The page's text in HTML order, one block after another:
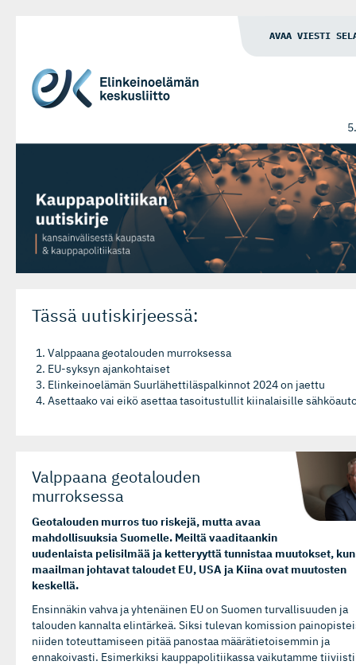
AVAA VIESTI
Tässä uutiskirjeessä:
Valppaana geotalouden murroksessa
EU-syksyn ajankohtaiset
Elinkeinoelämän Suurlähettiläspalkinnot 2024 on jaettu
Asettaako vai eikö asettaa tasoitustullit kiinalaisille
Valppaana geotalouden
murroksessa
Geotalouden murros tuo riskejä, mutta avaa
mahdollisuuksia Suomelle. Meiltä vaaditaankin
uudenlaista pelisilmää ja ketteryyttä tunnistaa muutokset, kun
maailman johtavat taloudet EU, USA ja Kiina ovat muutosten
keskellä.
Ensinnäkin vahva ja yhtenäinen EU on Suomen turvallisuuden ja
talouden kannalta elintärkeä. Siksi tulevan komission
niiden toteuttamiseen pitää panostaa määrätietoisemmin ja
ennakoivasti. Esimerkiksi kauppapolitiikassa vaikutamme tiiviisti